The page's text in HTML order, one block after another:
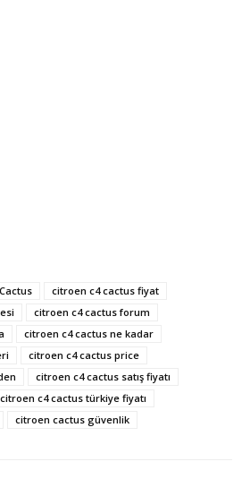
citroen c4 cactus fiyat
citroen c4 cactus forum
citroen c4 cactus ne kadar
citroen c4 cactus price
citroen c4 cactus satış fiyatı
citroen c4 cactus türkiye fiyatı
citroen cactus güvenlik